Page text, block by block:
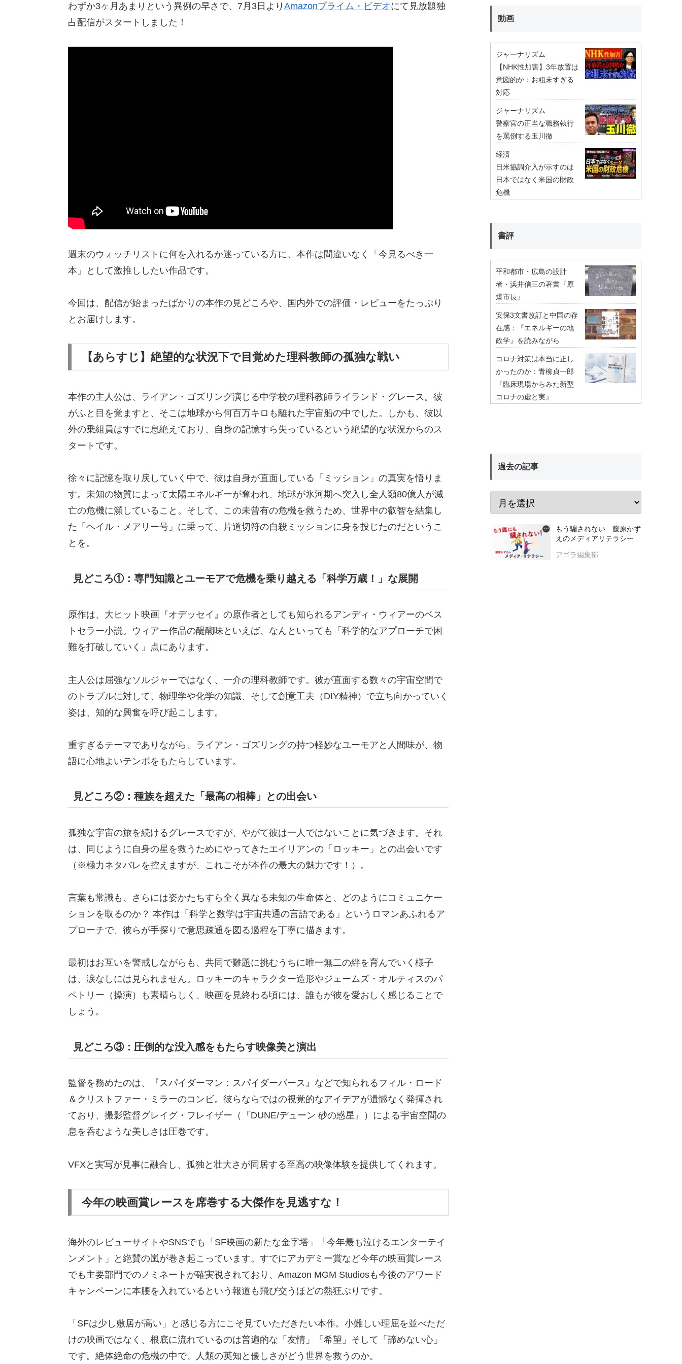
わずか3ヶ月あまりという異例の早さで、7月3日より Amazonプライム・ビデオにて見放題独
占配信がスタートしました！
週末のウォッチリストに何を入れるか迷っている方に、本作は間違いなく「今見るべき一
本」として激推ししたい作品です。
今回は、配信が始まったばかりの本作の見どころや、国内外での評価・レビューをたっぷり
とお届けします。
【あらすじ】絶望的な状況下で目覚めた理科教師の孤独な戦い
本作の主人公は、ライアン・ゴズリング演じる中学校の理科教師ライランド・グレース。彼
がふと目を覚ますと、そこは地球から何百万キロも離れた宇宙船の中でした。しかも、彼以
外の乗組員はすでに息絶えており、自身の記憶すら失っているという絶望的な状況からのス
タートです。
徐々に記憶を取り戻していく中で、彼は自身が直面している「ミッション」の真実を悟りま
す。未知の物質によって太陽エネルギーが奪われ、地球が氷河期へ突入し全人類80億人が滅
亡の危機に瀕していること。そして、この未曾有の危機を救うため、世界中の叡智を結集し
た「ヘイル・メアリー号」に乗って、片道切符の自殺ミッションに身を投じたのだというこ
とを。
見どころ①：専門知識とユーモアで危機を乗り越える「科学万歳！」な展開
原作は、大ヒット映画『オデッセイ』の原作者としても知られるアンディ・ウィアーのベス
トセラー小説。ウィアー作品の醍醐味といえば、なんといっても「科学的なアプローチで困
難を打破していく」点にあります。
主人公は屈強なソルジャーではなく、一介の理科教師です。彼が直面する数々の宇宙空間で
のトラブルに対して、物理学や化学の知識、そして創意工夫（DIY精神）で立ち向かっていく
姿は、知的な興奮を呼び起こします。
重すぎるテーマでありながら、ライアン・ゴズリングの持つ軽妙なユーモアと人間味が、物
語に心地よいテンポをもたらしています。
見どころ②：種族を超えた「最高の相棒」との出会い
孤独な宇宙の旅を続けるグレースですが、やがて彼は一人ではないことに気づきます。それ
は、同じように自身の星を救うためにやってきたエイリアンの「ロッキー」との出会いです
（※極力ネタバレを控えますが、これこそが本作の最大の魅力です！）。
言葉も常識も、さらには姿かたちすら全く異なる未知の生命体と、どのようにコミュニケー
ションを取るのか？ 本作は「科学と数学は宇宙共通の言語である」というロマンあふれるア
プローチで、彼らが手探りで意思疎通を図る過程を丁寧に描きます。
最初はお互いを警戒しながらも、共同で難題に挑むうちに唯一無二の絆を育んでいく様子
は、涙なしには見られません。ロッキーのキャラクター造形やジェームズ・オルティスのパ
ペトリー（操演）も素晴らしく、映画を見終わる頃には、誰もが彼を愛おしく感じることで
しょう。
見どころ③：圧倒的な没入感をもたらす映像美と演出
監督を務めたのは、『スパイダーマン：スパイダーバース』などで知られるフィル・ロード
＆クリストファー・ミラーのコンビ。彼らならではの視覚的なアイデアが遺憾なく発揮され
ており、撮影監督グレイグ・フレイザー（『DUNE/デューン 砂の惑星』）による宇宙空間の
息を呑むような美しさは圧巻です。
VFXと実写が見事に融合し、孤独と壮大さが同居する至高の映像体験を提供してくれます。
今年の映画賞レースを席巻する大傑作を見逃すな！
海外のレビューサイトやSNSでも「SF映画の新たな金字塔」「今年最も泣けるエンターテイ
ンメント」と絶賛の嵐が巻き起こっています。すでにアカデミー賞など今年の映画賞レース
でも主要部門でのノミネートが確実視されており、Amazon MGM Studiosも今後のアワード
キャンペーンに本腰を入れているという報道も飛び交うほどの熱狂ぶりです。
「SFは少し敷居が高い」と感じる方にこそ見ていただきたい本作。小難しい理屈を並べただ
けの映画ではなく、根底に流れているのは普遍的な「友情」「希望」そして「諦めない心」
です。絶体絶命の危機の中で、人類の英知と優しさがどう世界を救うのか。
動画
ジャーナリズム
【NHK性加害】3年放置は
意図的か：お粗末すぎる
対応
ジャーナリズム
警察官の正当な職務執行
を罵倒する玉川徹
経済
日米協調介入が示すのは
日本ではなく米国の財政
危機
書評
平和都市・広島の設計
者・浜井信三の著書『原
爆市長』
安保3文書改訂と中国の存
在感：『エネルギーの地
政学』を読みながら
コロナ対策は本当に正し
かったのか：青柳貞一郎
『臨床現場からみた新型
コロナの虚と実』
過去の記事
もう騙されない 藤原かず
えのメディアリテラシー
アゴラ編集部